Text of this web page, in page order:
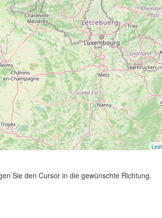
Sie den Cursor in die gewünschte Richtung.